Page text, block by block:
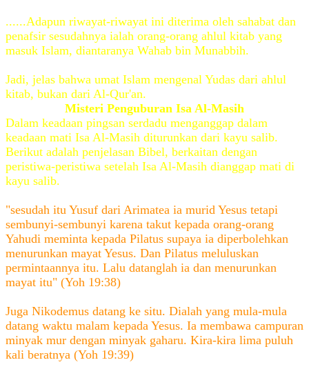
......Adapun riwayat-riwayat ini diterima oleh sahabat dan
penafsir sesudahnya ialah orang-orang ahlul kitab yang
masuk Islam, diantaranya Wahab bin Munabbih.
Jadi, jelas bahwa umat Islam mengenal Yudas dari ahlul
kitab, bukan dari Al-Qur'an.
Misteri Penguburan Isa Al-Masih
Dalam keadaan pingsan serdadu menganggap dalam
keadaan mati Isa Al-Masih diturunkan dari kayu salib.
Berikut adalah penjelasan Bibel, berkaitan dengan
peristiwa-peristiwa setelah Isa Al-Masih dianggap mati di
kayu salib.
"sesudah itu Yusuf dari Arimatea ia murid Yesus tetapi
sembunyi-sembunyi karena takut kepada orang-orang
Yahudi meminta kepada Pilatus supaya ia diperbolehkan
menurunkan mayat Yesus. Dan Pilatus meluluskan
permintaannya itu. Lalu datanglah ia dan menurunkan
mayat itu" (Yoh 19:38)
Juga Nikodemus datang ke situ. Dialah yang mula-mula
datang waktu malam kepada Yesus. Ia membawa campuran
minyak mur dengan minyak gaharu. Kira-kira lima puluh
kali beratnya (Yoh 19:39)